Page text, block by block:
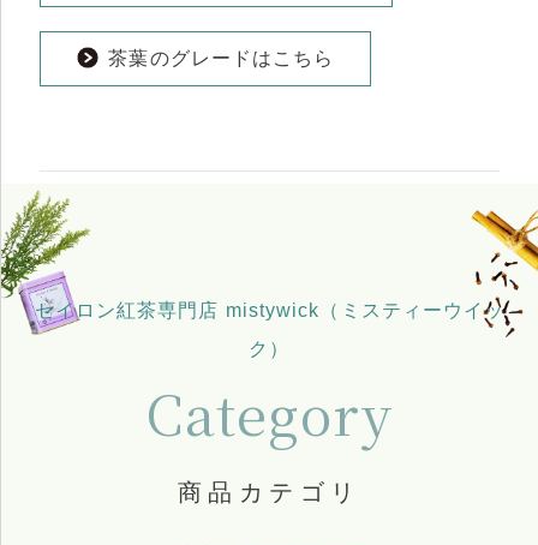
茶葉のグレードはこちら
セイロン紅茶専門店 mistywick（ミスティーウイッ
ク）
Category
商品カテゴリ